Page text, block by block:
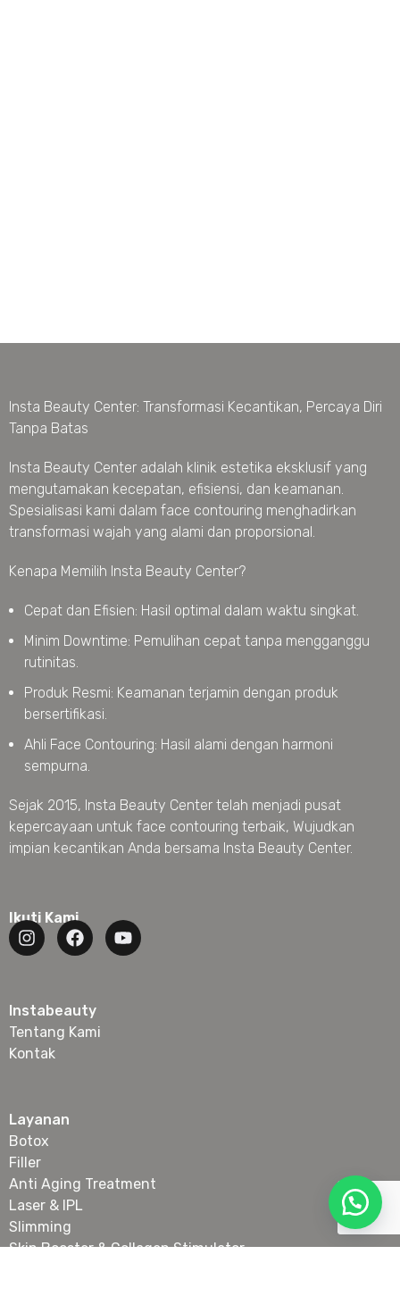
Insta Beauty Center: Transformasi Kecantikan, Percaya Diri
Tanpa Batas
Insta Beauty Center adalah klinik estetika eksklusif yang
mengutamakan kecepatan, efisiensi, dan keamanan.
Spesialisasi kami dalam face contouring menghadirkan
transformasi wajah yang alami dan proporsional.
Kenapa Memilih Insta Beauty Center?
Cepat dan Efisien: Hasil optimal dalam waktu singkat.
Minim Downtime: Pemulihan cepat tanpa mengganggu
rutinitas.
Produk Resmi: Keamanan terjamin dengan produk
bersertifikasi.
Ahli Face Contouring: Hasil alami dengan harmoni
sempurna.
Sejak 2015, Insta Beauty Center telah menjadi pusat
kepercayaan untuk face contouring terbaik, Wujudkan
impian kecantikan Anda bersama Insta Beauty Center.
Ikuti Kami
Instabeauty
Tentang Kami
Kontak
Layanan
Botox
Filler
Anti Aging Treatment
Laser & IPL
Slimming
Skin Booster & Collagen Stimulator